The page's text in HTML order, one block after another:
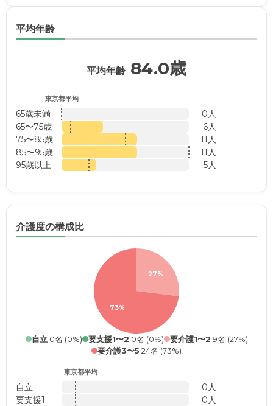
平均年齢
平均年齢 84.0歳
東京都平均
65歳未満
0人
65〜75歳
6人
75〜85歳
11人
85〜95歳
11人
95歳以上
5人
介護度の構成比
27%
73%
自立0名 (0%) 要支援1〜2 0名 (0%) 要介護1〜2 9名 (27%)
要介護3〜5 24名 (73%)
東京都平均
自立
0人
要支援1
0人